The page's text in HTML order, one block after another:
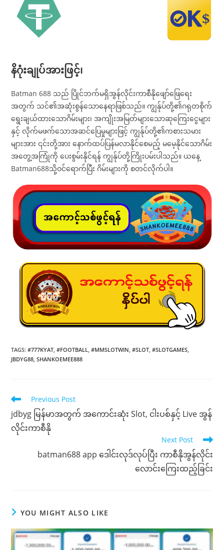
နိဂုံးချုပ်အားဖြင့်၊
Batman 688 သည် ပြိုင်ဘက်မရှိအွန်လိုင်းကာစီနိုဖျော်ဖြေရေး
အတွက် သင်၏အဆုံးစွန်သောနေရာဖြစ်သည်။ ကျွန်ုပ်တို့၏ဂရုတစိုက်
ရွေးချယ်ထားသောဂိမ်းများ၊ အကျိုးအမြတ်များသောဆုကြေးငွေများ
နှင့် လိုက်မဖက်သောအဆင်ပြေမှုများဖြင့် ကျွန်ုပ်တို့၏ကစားသမား
များအား ၎င်းတို့အား နောက်ထပ်ပြန်မလာနိုင်စေမည့် မမေ့နိုင်သောဂိမ်း
အတွေ့အကြုံကို ပေးစွမ်းနိုင်ရန် ကျွန်ုပ်တို့ကြိုးပမ်းပါသည်။ ယနေ့
Batman688သို့ဝင်ရောက်ပြီး ဂိမ်းများကို စတင်လိုက်ပါ။
TAGS:#777KYAT, #FOOTBALL, #MMSLOTWIN, #SLOT, #SLOTGAMES,
JBDYG88, SHANKOEMEE888
Read
more
articles
Previous Post
jdbyg မြန်မာအတွက် အကောင်းဆုံး Slot, ငါးပစ်နှင့် Live အွန်
လိုင်းကာစီနို
Next Post
batman688 app ‌ဒေါင်းလုဒ်လုပ်ပြီး ကာစီနိုအွန်လိုင်း
လောင်းကြေးထည့်ခြင်း
YOU MIGHT ALSO LIKE